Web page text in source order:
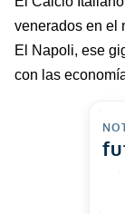
venerados en el
El Napoli, ese
con las